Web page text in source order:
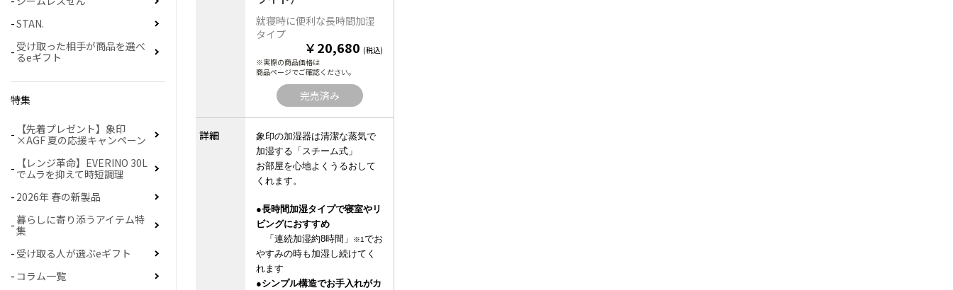
詳細
就寝時に便利な長時間加湿
タイプ
￥20,680 (税込)
※実際の商品価格は
商品ページでご確認ください。
完売済み
象印の加湿器は清潔な蒸気で
加湿する「スチーム式」
お部屋を心地よくうるおして
くれます。
●長時間加湿タイプで寝室やリ
ビングにおすすめ
「連続加湿約8時間」
※1でお
やすみの時も加湿し続けてく
れます
●シンプル構造でお手入れがカ
STAN.
受け取った相手が商品を選べ
るeギフト
特集
【先着プレゼント】象印
×AGF 夏の応援キャンペーン
【レンジ革命】EVERINO 30L
でムラを抑えて時短調理
2026年 春の新製品
暮らしに寄り添うアイテム特
集
受け取る人が選ぶeギフト
コラム一覧